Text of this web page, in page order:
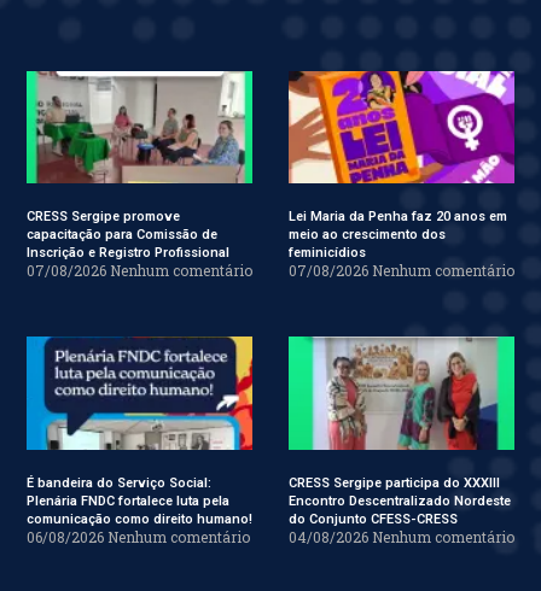
CRESS Sergipe promove
capacitação para Comissão de
Inscrição e Registro Profissional
07/08/2026 Nenhum comentário
Lei Maria da Penha faz 20 anos em
meio ao crescimento dos
feminicídios
07/08/2026 Nenhum comentário
É bandeira do Serviço Social:
Plenária FNDC fortalece luta pela
comunicação como direito humano!
06/08/2026 Nenhum comentário
CRESS Sergipe participa do XXXIII
Encontro Descentralizado Nordeste
do Conjunto CFESS-CRESS
04/08/2026 Nenhum comentário